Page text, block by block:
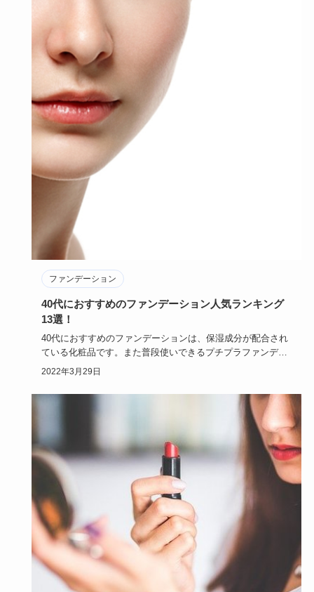
ファンデーション
40代におすすめのファンデーション人気ランキング
13選！
40代におすすめのファンデーションは、保湿成分が配合され
ている化粧品です。また普段使いできるプチプラファンデー
ションや、美…
2022年3月29日